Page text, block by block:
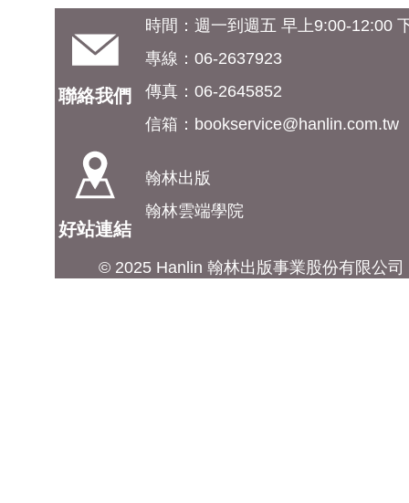
聯絡我們
時間：週一到週五 早上9:00-12:00
專線：06-2637923
傳真：06-2645852
信箱： bookservice@hanlin.com.tw
好站連結
翰林出版
翰林雲端學院
© 2025 Hanlin 翰林出版事業股份有限公司